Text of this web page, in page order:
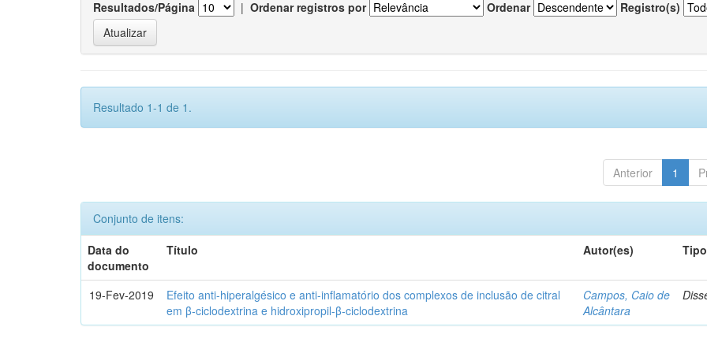
Resultados/Página | Ordenar registros por Ordenar Registro(s)
Resultado 1-1 de 1.
Anterior 1
Conjunto de itens:
Data do
documento
Título Autor(es) Tipo
19-Fev-2019
Efeito anti-hiperalgésico e anti-inflamatório dos complexos de inclusão de citral
em β-ciclodextrina e hidroxipropil-β-ciclodextrina
Campos, Caio de
Alcântara